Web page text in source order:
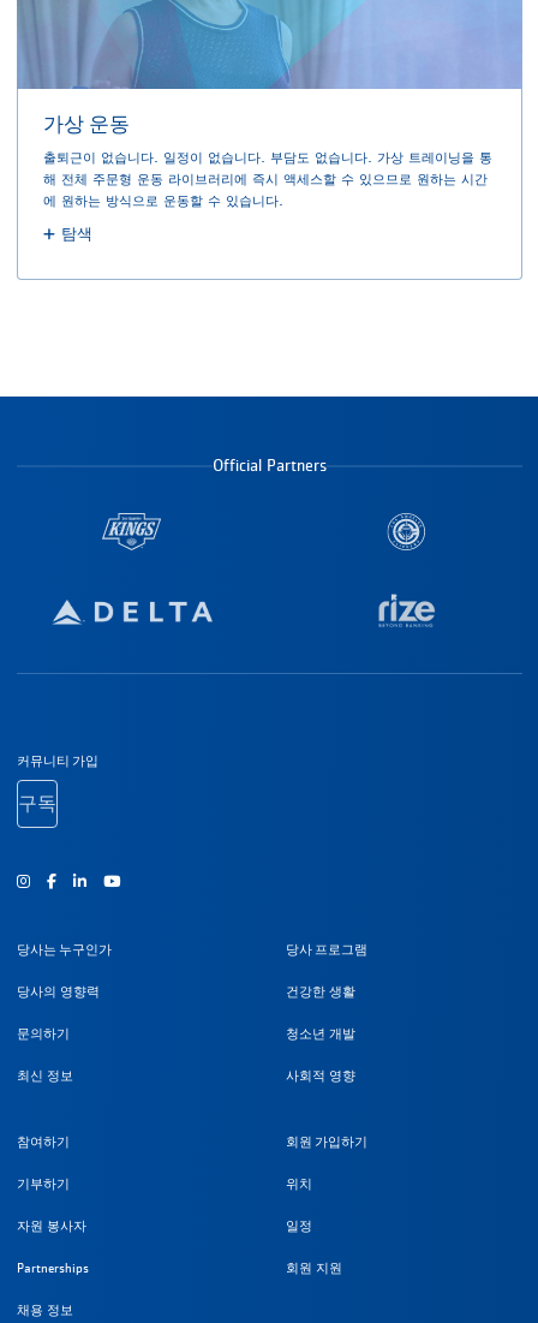
가상 운동
출퇴근이 없습니다. 일정이 없습니다. 부담도 없습니다. 가상 트레이닝을 통
해 전체 주문형 운동 라이브러리에 즉시 액세스할 수 있으므로 원하는 시간
에 원하는 방식으로 운동할 수 있습니다.
탐색
Official Partners
바닥글 탐색
커뮤니티 가입
구독
인스타그램
Facebook유튜브
당사는 누구인가
당사의 영향력
문의하기
최신 정보
당사 프로그램
건강한 생활
청소년 개발
사회적 영향
참여하기
기부하기
자원 봉사자
Partnerships
채용 정보
회원 가입하기
위치
일정
회원 지원